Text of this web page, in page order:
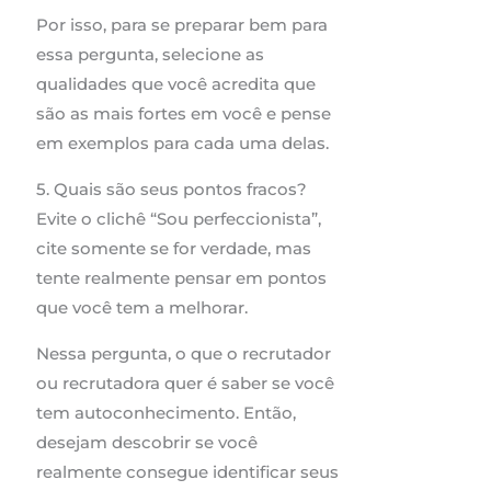
Por isso, para se preparar bem para
essa pergunta, selecione as
qualidades que você acredita que
são as mais fortes em você e pense
em exemplos para cada uma delas.
5. Quais são seus pontos fracos?
Evite o clichê “Sou perfeccionista”,
cite somente se for verdade, mas
tente realmente pensar em pontos
que você tem a melhorar.
Nessa pergunta, o que o recrutador
ou recrutadora quer é saber se você
tem autoconhecimento. Então,
desejam descobrir se você
realmente consegue identificar seus